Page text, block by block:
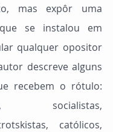
mas expôr uma
se instalou em
qualquer opositor
descreve alguns
recebem o rótulo:
socialistas,
católicos,